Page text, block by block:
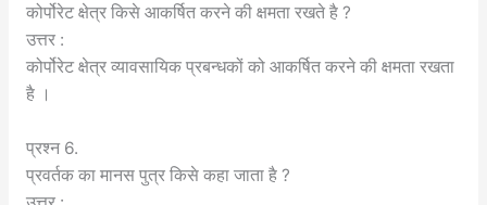
कोर्पोरेट क्षेत्र किसे आकर्षित करने की क्षमता रखते है ?
उत्तर :
कोर्पोरेट क्षेत्र व्यावसायिक प्रबन्धकों को आकर्षित करने की क्षमता रखता
है ।
प्रश्न 6.
प्रवर्तक का मानस पुत्र किसे कहा जाता है ?